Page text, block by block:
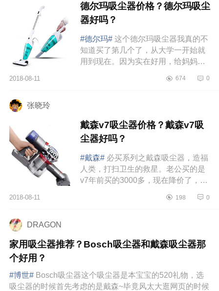
德尔玛吸尘器价格？德尔玛吸尘
器好吗？
#德尔玛# 这个德尔玛吸尘器我真的不
知道买了第几个了，从大学一开始就
用到现在。因为实在好用，给妈妈，
价中的战斗机，而且几乎挑不出任...
2018-08-11 674 0
张晓玲
戴森v7吸尘器价格？戴森v7吸
尘器好吗？
#戴森# 必买系列之戴森吸尘器，造福
人类，打扫卫生的救星。老公买的是
v7年前买的3000多，现在降价了，可
小米电动无线拖把，这个是最近...
2018-08-11 198 0
DRAGON
家用吸尘器推荐？Bosch吸尘器和戴森吸尘器那
个好用？
#博世# Bosch吸尘器这个吸尘器是本宝宝的520礼物，选
吸尘器的时候首先考虑的是戴森~毕竟风太大逛网页的时候